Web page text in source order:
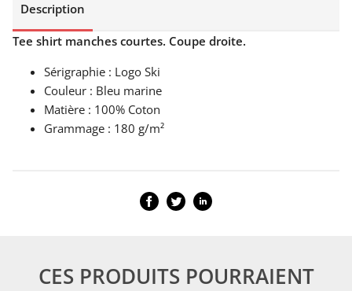
Description
Tee shirt manches courtes. Coupe droite.
Sérigraphie : Logo Ski
Couleur : Bleu marine
Matière : 100% Coton
Grammage : 180 g/m²
CES PRODUITS POURRAIENT